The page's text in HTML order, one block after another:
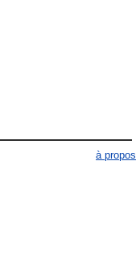
à propos